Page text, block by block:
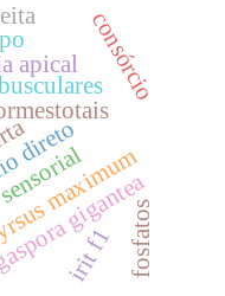
direto
m
consórcio
gigantea
apical
fosfatos
irit f1